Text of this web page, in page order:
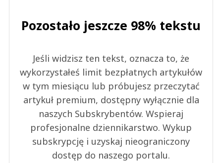
Pozostało jeszcze 98% tekstu
Jeśli widzisz ten tekst, oznacza to, że
wykorzystałeś limit bezpłatnych artykułów
w tym miesiącu lub próbujesz przeczytać
artykuł premium, dostępny wyłącznie dla
naszych Subskrybentów. Wspieraj
profesjonalne dziennikarstwo. Wykup
subskrypcję i uzyskaj nieograniczony
dostęp do naszego portalu.